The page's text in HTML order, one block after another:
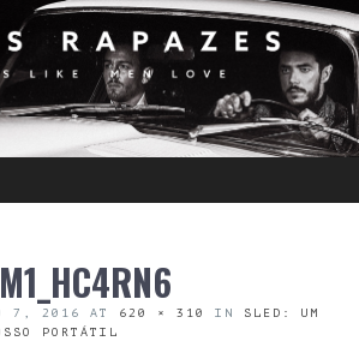
7, 2016 AT 620 × 310 IN SLED: UM
PORTÁTIL